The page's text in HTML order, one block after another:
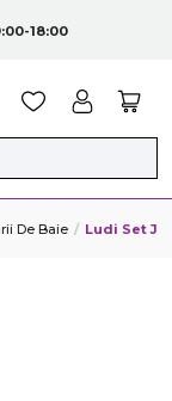
18:00
De Baie Ludi Set